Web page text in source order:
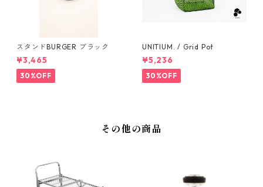
スタンドBURGER ブラック
¥3,465
30%OFF
UNITIUM. / Grid Pot
¥5,236
30%OFF
その他の商品